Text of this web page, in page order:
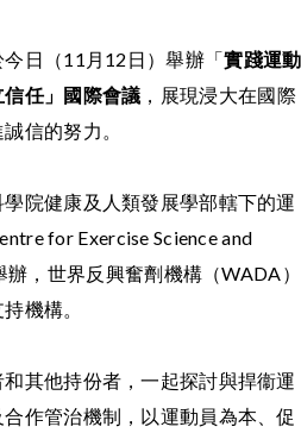
日（11月12日）舉辦「實踐運動
任」國際會議 ，展現浸大在國際
信的努力。
院健康及人類發展學部轄下的運
for Exercise Science and
，世界反興奮劑機構（WADA）
機構。
其他持份者，一起探討與捍衞運
作管治機制，以運動員為本、促